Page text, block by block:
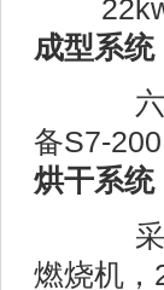
22kw
成型系统
六台
备S7-
烘干系统
采用
燃烧机，